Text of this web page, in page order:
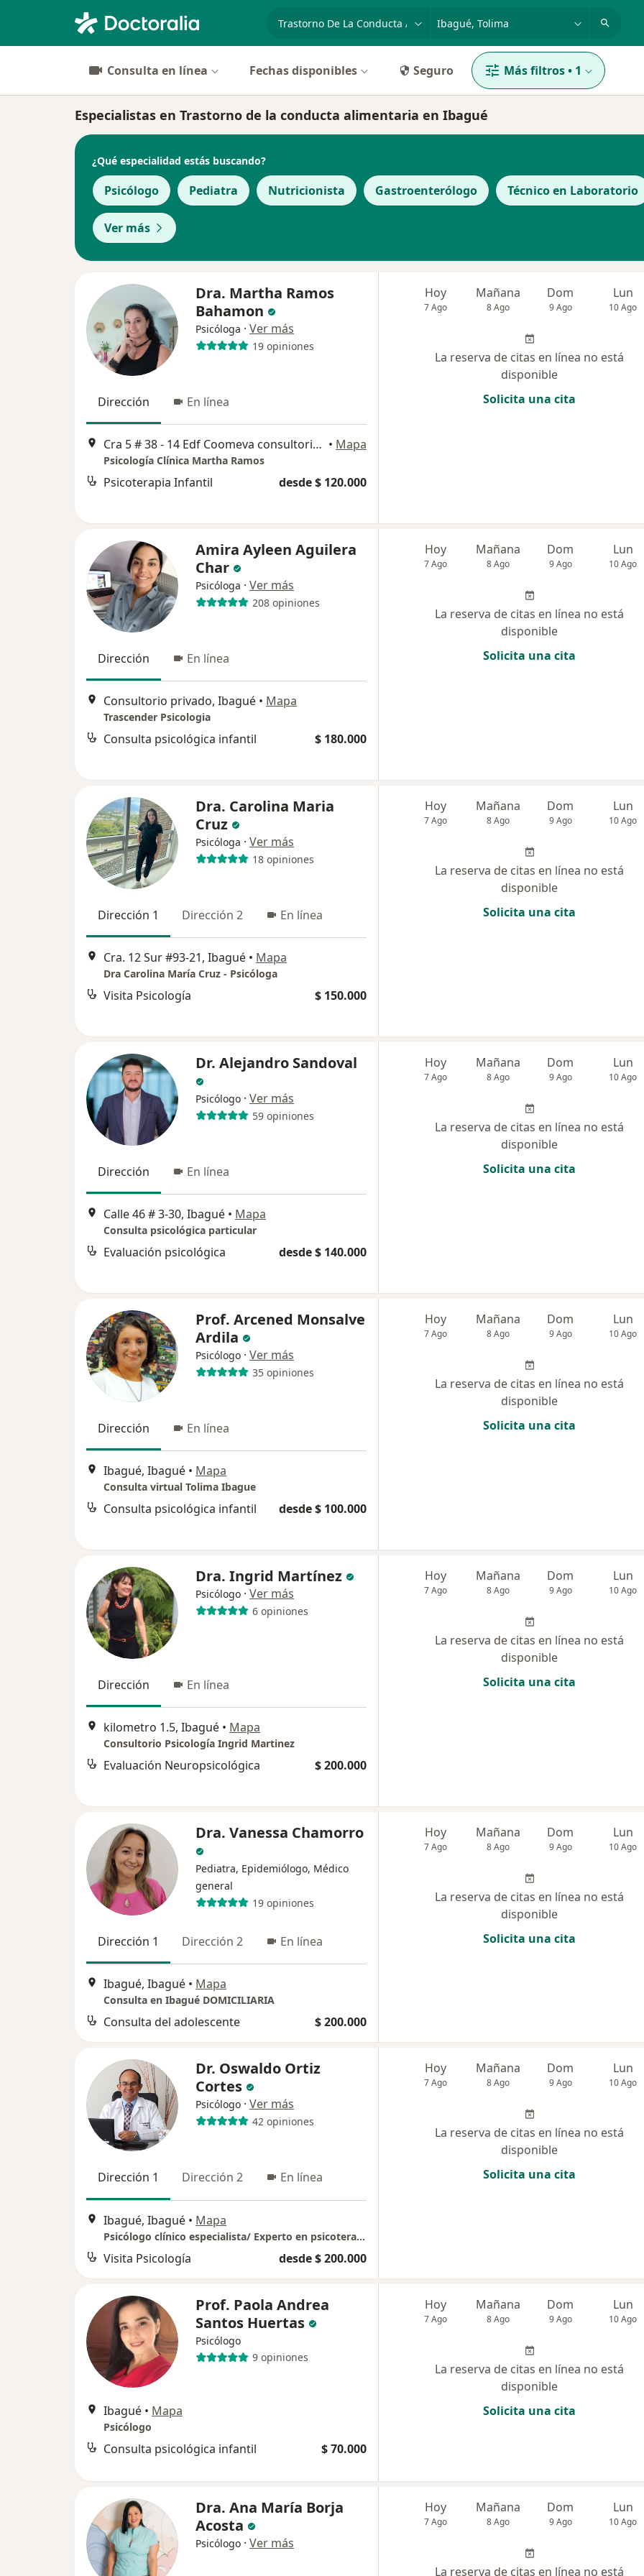
especialidad, enfermedad o nombre
p. ej. Bogotá
Consulta en línea Fechas disponibles Seguro Más filtros• 1
Especialistas en Trastorno de la conducta alimentaria en Ibagué
¿Qué especialidad estás buscando?
Psicólogo Pediatra Nutricionista Gastroenterólogo Técnico en Laboratorio
Ver más
Dra. Martha Ramos
Bahamon
Psicóloga · Ver más
19 opiniones
Dirección En línea
Cra 5 # 38 - 14 Edf Coomeva consultorio 505, Ibagué • Mapa
Psicología Clínica Martha Ramos
Psicoterapia Infantil desde $ 120.000
Hoy
7 Ago
Mañana
8 Ago
Dom
9 Ago
Lun
10 Ago
La reserva de citas en línea no está
disponible
Solicita una cita
Amira Ayleen Aguilera
Char
Psicóloga · Ver más
208 opiniones
Dirección En línea
Consultorio privado, Ibagué • Mapa
Trascender Psicologia
Consulta psicológica infantil $ 180.000
Hoy
7 Ago
Mañana
8 Ago
Dom
9 Ago
Lun
10 Ago
La reserva de citas en línea no está
disponible
Solicita una cita
Dra. Carolina Maria
Cruz
Psicóloga · Ver más
18 opiniones
Dirección 1 Dirección 2 En línea
Cra. 12 Sur #93-21, Ibagué • Mapa
Dra Carolina María Cruz - Psicóloga
Visita Psicología $ 150.000
Hoy
7 Ago
Mañana
8 Ago
Dom
9 Ago
Lun
10 Ago
La reserva de citas en línea no está
disponible
Solicita una cita
Dr. Alejandro Sandoval
Psicólogo · Ver más
59 opiniones
Dirección En línea
Calle 46 # 3-30, Ibagué • Mapa
Consulta psicológica particular
Evaluación psicológica desde $ 140.000
Hoy
7 Ago
Mañana
8 Ago
Dom
9 Ago
Lun
10 Ago
La reserva de citas en línea no está
disponible
Solicita una cita
Prof. Arcened Monsalve
Ardila
Psicólogo · Ver más
35 opiniones
Dirección En línea
Ibagué, Ibagué • Mapa
Consulta virtual Tolima Ibague
Consulta psicológica infantil desde $ 100.000
Hoy
7 Ago
Mañana
8 Ago
Dom
9 Ago
Lun
10 Ago
La reserva de citas en línea no está
disponible
Solicita una cita
Dra. Ingrid Martínez
Psicólogo · Ver más
6 opiniones
Dirección En línea
kilometro 1.5, Ibagué • Mapa
Consultorio Psicología Ingrid Martinez
Evaluación Neuropsicológica $ 200.000
Hoy
7 Ago
Mañana
8 Ago
Dom
9 Ago
Lun
10 Ago
La reserva de citas en línea no está
disponible
Solicita una cita
Dra. Vanessa Chamorro
Pediatra, Epidemiólogo, Médico
general
19 opiniones
Dirección 1 Dirección 2 En línea
Ibagué, Ibagué • Mapa
Consulta en Ibagué DOMICILIARIA
Consulta del adolescente $ 200.000
Hoy
7 Ago
Mañana
8 Ago
Dom
9 Ago
Lun
10 Ago
La reserva de citas en línea no está
disponible
Solicita una cita
Dr. Oswaldo Ortiz
Cortes
Psicólogo · Ver más
42 opiniones
Dirección 1 Dirección 2 En línea
Ibagué, Ibagué • Mapa
Psicólogo clínico especialista/ Experto en psicoterapia consulta virtual
Visita Psicología desde $ 200.000
Hoy
7 Ago
Mañana
8 Ago
Dom
9 Ago
Lun
10 Ago
La reserva de citas en línea no está
disponible
Solicita una cita
Prof. Paola Andrea
Santos Huertas
Psicólogo
9 opiniones
Ibagué • Mapa
Psicólogo
Consulta psicológica infantil $ 70.000
Hoy
7 Ago
Mañana
8 Ago
Dom
9 Ago
Lun
10 Ago
La reserva de citas en línea no está
disponible
Solicita una cita
Dra. Ana María Borja
Acosta
Psicólogo · Ver más
Hoy
7 Ago
Mañana
8 Ago
Dom
9 Ago
Lun
10 Ago
La reserva de citas en línea no está